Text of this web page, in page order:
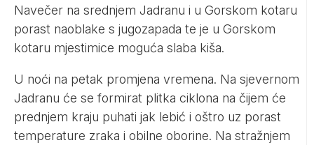
Navečer na srednjem Jadranu i u Gorskom kotaru
porast naoblake s jugozapada te je u Gorskom
kotaru mjestimice moguća slaba kiša.
U noći na petak promjena vremena. Na sjevernom
Jadranu će se formirat plitka ciklona na čijem će
prednjem kraju puhati jak lebić i oštro uz porast
temperature zraka i obilne oborine. Na stražnjem